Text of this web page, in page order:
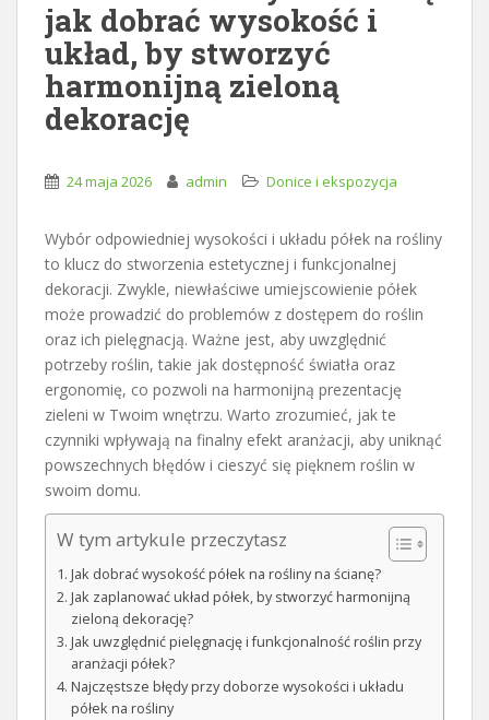
jak dobrać wysokość i
układ, by stworzyć
harmonijną zieloną
dekorację
24 maja 2026 admin Donice i ekspozycja
Wybór odpowiedniej wysokości i układu półek na rośliny
to klucz do stworzenia estetycznej i funkcjonalnej
dekoracji. Zwykle, niewłaściwe umiejscowienie półek
może prowadzić do problemów z dostępem do roślin
oraz ich pielęgnacją. Ważne jest, aby uwzględnić
potrzeby roślin, takie jak dostępność światła oraz
ergonomię, co pozwoli na harmonijną prezentację
zieleni w Twoim wnętrzu. Warto zrozumieć, jak te
czynniki wpływają na finalny efekt aranżacji, aby uniknąć
powszechnych błędów i cieszyć się pięknem roślin w
swoim domu.
W tym artykule przeczytasz
Jak dobrać wysokość półek na rośliny na ścianę?
Jak zaplanować układ półek, by stworzyć harmonijną
zieloną dekorację?
Jak uwzględnić pielęgnację i funkcjonalność roślin przy
aranżacji półek?
Najczęstsze błędy przy doborze wysokości i układu
półek na rośliny